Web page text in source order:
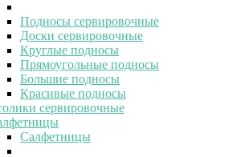
Подносы сервировочные
Доски сервировочные
Круглые подносы
Прямоугольные подносы
Большие подносы
Красивые подносы
сервировочные
Салфетницы